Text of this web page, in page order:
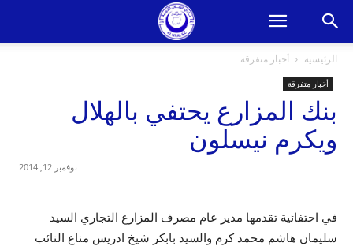
الرئيسية أخبار متفرقة
أخبار متفرقة
بنك المزارع يحتفي بالهلال
ويكرم نيسلون
نوفمبر 12, 2014
في احتفائية تقدمها مدير عام مصرف المزارع التجاري السيد
سليمان هاشم محمد كرم والسيد بابكر شيخ ادريس مناع النائب